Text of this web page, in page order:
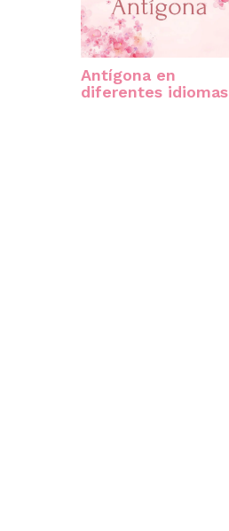
Antígona en
diferentes idiomas